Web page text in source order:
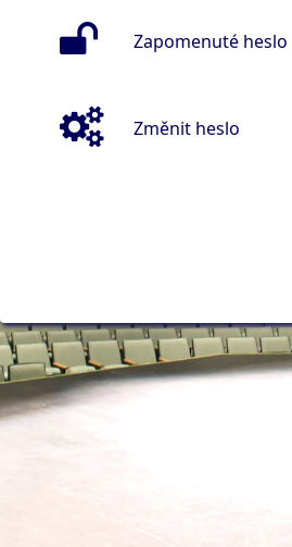
Zapomenuté heslo
Změnit heslo